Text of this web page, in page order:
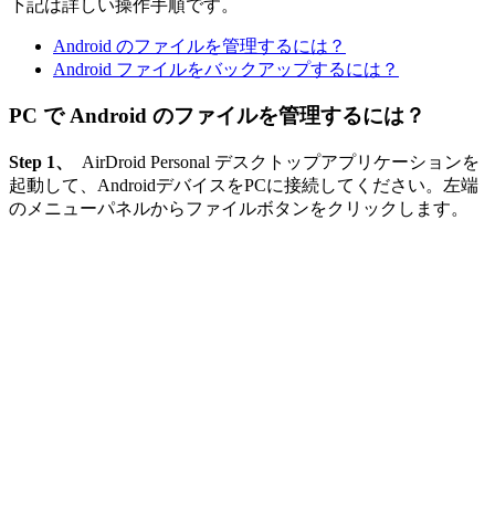
下記は詳しい操作手順です。
Android のファイルを管理するには？
Android ファイルをバックアップするには？
PC で Android のファイルを管理するには？
Step 1、
AirDroid Personal デスクトップアプリケーションを
起動して、AndroidデバイスをPCに接続してください。左端
のメニューパネルからファイルボタンをクリックします。